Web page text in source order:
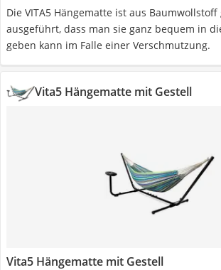
Die VITA5 Hängematte ist aus
ausgeführt, dass man sie ganz bequem in
geben kann im Falle einer Verschmutzung.
Vita5 Hängematte mit Gestell
Vita5 Hängematte mit Gestell